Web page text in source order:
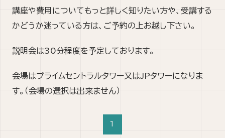
講座や費用についてもっと詳しく知りたい方や、受講する
かどうか迷っている方は、ご予約の上お越し下さい。
説明会は30分程度を予定しております。
会場はプライムセントラルタワー又はJPタワーになりま
す。（会場の選択は出来ません）
1